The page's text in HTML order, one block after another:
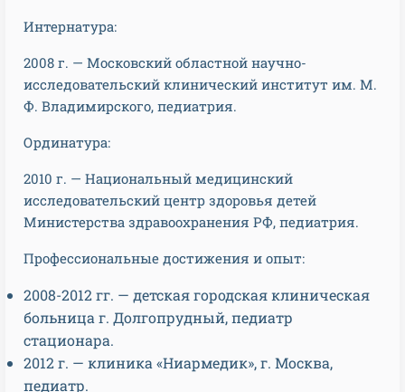
Интернатура:
2008 г. — Московский областной научно-
исследовательский клинический институт им. М.
Ф. Владимирского, педиатрия.
Ординатура:
2010 г. — Национальный медицинский
исследовательский центр здоровья детей
Министерства здравоохранения РФ, педиатрия.
Профессиональные достижения и опыт:
2008-2012 гг. — детская городская клиническая
больница г. Долгопрудный, педиатр
стационара.
2012 г. — клиника «Ниармедик», г. Москва,
педиатр.